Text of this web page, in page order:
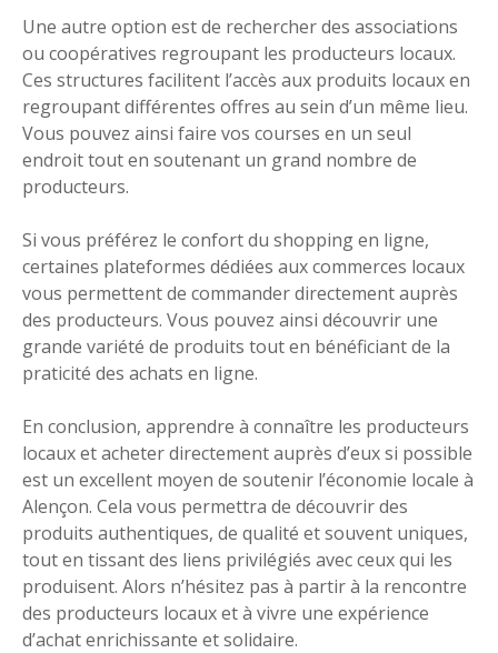
Une autre option est de rechercher des associations
ou coopératives regroupant les producteurs locaux.
Ces structures facilitent l’accès aux produits locaux en
regroupant différentes offres au sein d’un même lieu.
Vous pouvez ainsi faire vos courses en un seul
endroit tout en soutenant un grand nombre de
producteurs.
Si vous préférez le confort du shopping en ligne,
certaines plateformes dédiées aux commerces locaux
vous permettent de commander directement auprès
des producteurs. Vous pouvez ainsi découvrir une
grande variété de produits tout en bénéficiant de la
praticité des achats en ligne.
En conclusion, apprendre à connaître les producteurs
locaux et acheter directement auprès d’eux si possible
est un excellent moyen de soutenir l’économie locale à
Alençon. Cela vous permettra de découvrir des
produits authentiques, de qualité et souvent uniques,
tout en tissant des liens privilégiés avec ceux qui les
produisent. Alors n’hésitez pas à partir à la rencontre
des producteurs locaux et à vivre une expérience
d’achat enrichissante et solidaire.